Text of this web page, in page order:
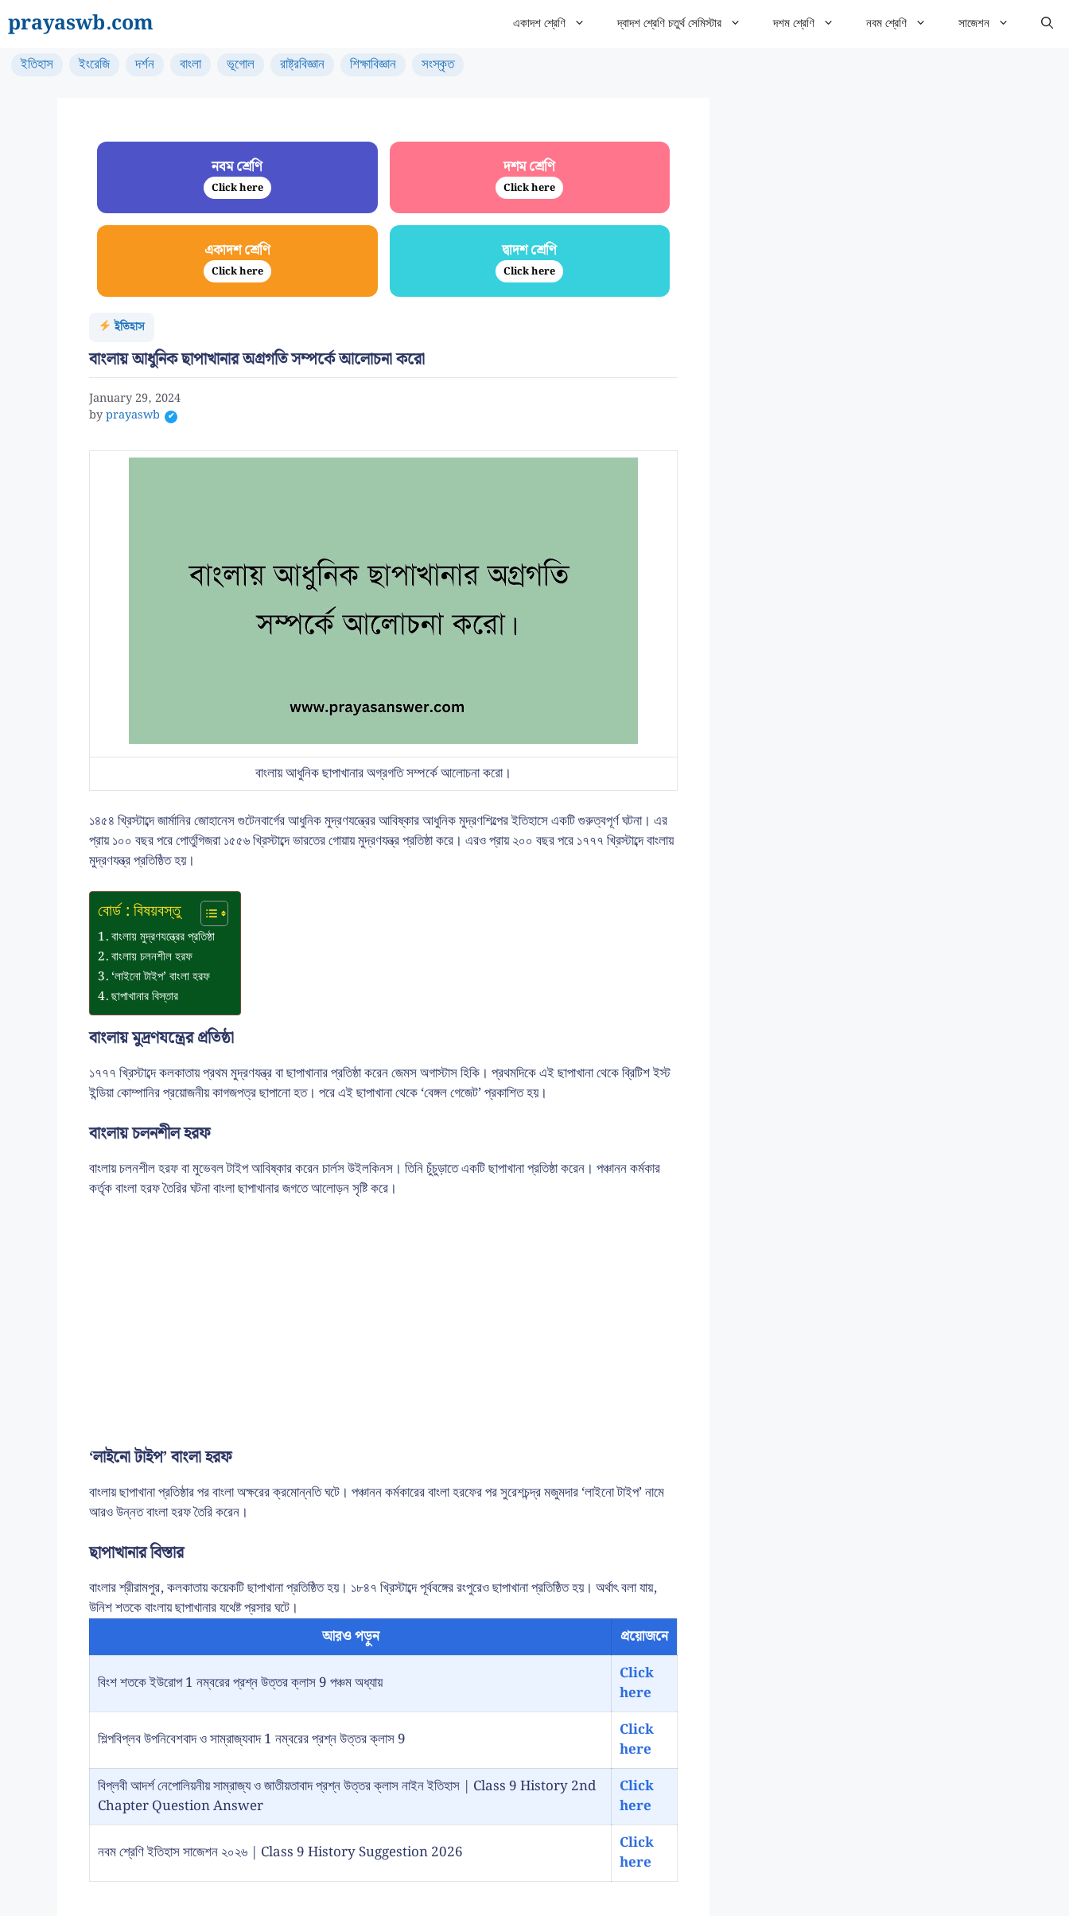
to
content
prayaswb.com একাদশ শ্রেণি দ্বাদশ শ্রেণি চতুর্থ সেমিস্টার দশম শ্রেণি নবম শ্রেণি সাজেশন
ইতিহাস ইংরেজি দর্শন বাংলা ভূগোল রাষ্ট্রবিজ্ঞান শিক্ষাবিজ্ঞান সংস্কৃত
নবম শ্রেণি
Click here
দশম শ্রেণি
Click here
একাদশ শ্রেণি
Click here
দ্বাদশ শ্রেণি
Click here
ইতিহাস
বাংলায় আধুনিক ছাপাখানার অগ্রগতি সম্পর্কে আলোচনা করো
January 29, 2024
byprayaswb
বাংলায় আধুনিক ছাপাখানার অগ্রগতি সম্পর্কে আলোচনা করো।
১৪৫৪ খ্রিস্টাব্দে জার্মানির জোহানেস গুটেনবার্গের আধুনিক মুদ্রণযন্ত্রের আবিষ্কার আধুনিক মুদ্রণশিল্পের ইতিহাসে একটি গুরুত্বপূর্ণ ঘটনা। এর
প্রায় ১০০ বছর পরে পোর্তুগিজরা ১৫৫৬ খ্রিস্টাব্দে ভারতের গোয়ায় মুদ্রণযন্ত্র প্রতিষ্ঠা করে। এরও প্রায় ২০০ বছর পরে ১৭৭৭ খ্রিস্টাব্দে বাংলায়
মুদ্রণযন্ত্র প্রতিষ্ঠিত হয়।
বোর্ড : বিষয়বস্তু
বাংলায় মুদ্রণযন্ত্রের প্রতিষ্ঠা
বাংলায় চলনশীল হরফ
‘লাইনো টাইপ’ বাংলা হরফ
ছাপাখানার বিস্তার
বাংলায় মুদ্রণযন্ত্রের প্রতিষ্ঠা
১৭৭৭ খ্রিস্টাব্দে কলকাতায় প্রথম মুদ্রণযন্ত্র বা ছাপাখানার প্রতিষ্ঠা করেন জেমস অগাস্টাস হিকি। প্রথমদিকে এই ছাপাখানা থেকে ব্রিটিশ ইস্ট
ইন্ডিয়া কোম্পানির প্রয়োজনীয় কাগজপত্র ছাপানো হত। পরে এই ছাপাখানা থেকে ‘বেঙ্গল গেজেট’ প্রকাশিত হয়।
বাংলায় চলনশীল হরফ
বাংলায় চলনশীল হরফ বা মুভেবল টাইপ আবিষ্কার করেন চার্লস উইলকিনস। তিনি চুঁচুড়াতে একটি ছাপাখানা প্রতিষ্ঠা করেন। পঞ্চানন কর্মকার
কর্তৃক বাংলা হরফ তৈরির ঘটনা বাংলা ছাপাখানার জগতে আলোড়ন সৃষ্টি করে।
‘লাইনো টাইপ’ বাংলা হরফ
বাংলায় ছাপাখানা প্রতিষ্ঠার পর বাংলা অক্ষরের ক্রমোন্নতি ঘটে। পঞ্চানন কর্মকারের বাংলা হরফের পর সুরেশচন্দ্র মজুমদার ‘লাইনো টাইপ’ নামে
আরও উন্নত বাংলা হরফ তৈরি করেন।
ছাপাখানার বিস্তার
বাংলার শ্রীরামপুর, কলকাতায় কয়েকটি ছাপাখানা প্রতিষ্ঠিত হয়। ১৮৪৭ খ্রিস্টাব্দে পূর্ববঙ্গের রংপুরেও ছাপাখানা প্রতিষ্ঠিত হয়। অর্থাৎ বলা যায়,
উনিশ শতকে বাংলায় ছাপাখানার যথেষ্ট প্রসার ঘটে।
আরও পড়ুন
প্রয়োজনে
বিংশ শতকে ইউরোপ 1 নম্বরের প্রশ্ন উত্তর ক্লাস 9 পঞ্চম অধ্যায়
Click
here
শিল্পবিপ্লব উপনিবেশবাদ ও সাম্রাজ্যবাদ 1 নম্বরের প্রশ্ন উত্তর ক্লাস 9
Click
here
বিপ্লবী আদর্শ নেপোলিয়নীয় সাম্রাজ্য ও জাতীয়তাবাদ প্রশ্ন উত্তর ক্লাস নাইন ইতিহাস | Class 9 History 2nd
Chapter Question Answer
Click
here
নবম শ্রেণি ইতিহাস সাজেশন ২০২৬ | Class 9 History Suggestion 2026
Click
here